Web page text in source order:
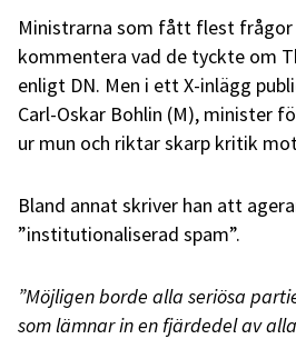
Ministrarna som fått flest frågor
kommentera vad de tyckte om
enligt DN. Men i ett X-inlägg
Carl-Oskar Bohlin (M), minister
ur mun och riktar skarp kritik
Bland annat skriver han att
”institutionaliserad spam”.
”Möjligen borde alla seriösa
som lämnar in en fjärdedel av